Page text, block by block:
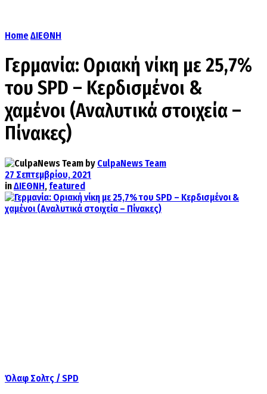
Home ΔΙΕΘΝΗ
Γερμανία: Οριακή νίκη με 25,7%
του SPD – Κερδισμένοι &
χαμένοι (Αναλυτικά στοιχεία –
Πίνακες)
by CulpaNews Team
27 Σεπτεμβρίου, 2021
inΔΙΕΘΝΗ, featured
Όλαφ Σολτς / SPD